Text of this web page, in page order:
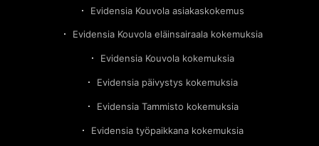
Evidensia Kouvola asiakaskokemus
Evidensia Kouvola eläinsairaala kokemuksia
Evidensia Kouvola kokemuksia
Evidensia päivystys kokemuksia
Evidensia Tammisto kokemuksia
Evidensia työpaikkana kokemuksia